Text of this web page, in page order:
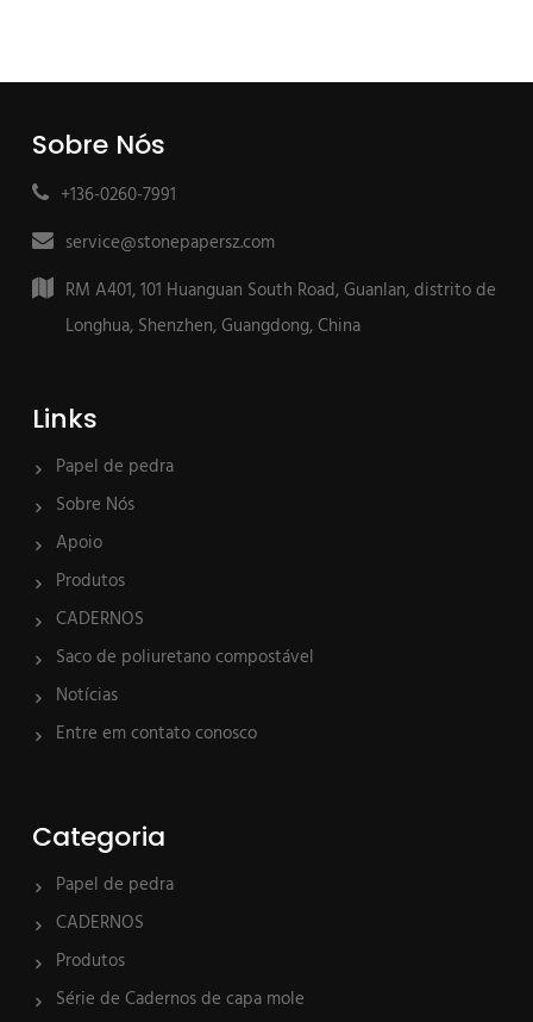
Sobre Nós
+136-0260-7991
service@stonepapersz.com
RM A401, 101 Huanguan South Road, Guanlan, distrito de
Longhua, Shenzhen, Guangdong, China
Links
Papel de pedra
Sobre Nós
Apoio
Produtos
CADERNOS
Saco de poliuretano compostável
Notícias
Entre em contato conosco
Categoria
Papel de pedra
CADERNOS
Produtos
Série de Cadernos de capa mole